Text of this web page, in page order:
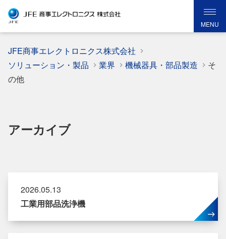
MENU
JFE商事エレクトロニクス株式会社
ソリューション・製品
業界 機械器具・部品製造
そ
の他
アーカイブ
2026.05.13
工業用部品洗浄機